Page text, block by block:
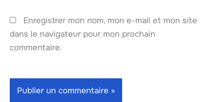
Enregistrer mon nom, mon e-mail et mon site
dans le navigateur pour mon prochain
commentaire.